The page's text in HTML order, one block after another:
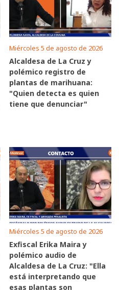
Miércoles 5 de agosto de 2026
Alcaldesa de La Cruz y
polémico registro de
plantas de marihuana:
"Quien detecta es quien
tiene que denunciar"
Miércoles 5 de agosto de 2026
Exfiscal Erika Maira y
polémico audio de
Alcaldesa de La Cruz: "Ella
está interpretando que
esas plantas son